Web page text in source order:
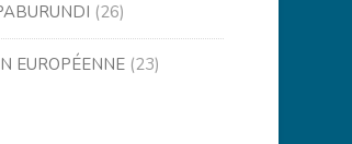
(26)
EUROPÉENNE (23)